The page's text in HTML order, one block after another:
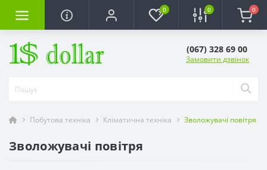
0 0 0
(067) 328 69 00
Замовити дзвінок
Побутова техніка Кліматична техніка Зволожувачі повітря
Зволожувачі повітря